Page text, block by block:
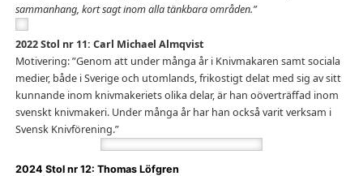
sammanhang, kort sagt inom alla tänkbara områden.”
2022 Stol nr 11: Carl Michael Almqvist
Motivering: ”Genom att under många år i Knivmakaren samt sociala
medier, både i Sverige och utomlands, frikostigt delat med sig av sitt
kunnande inom knivmakeriets olika delar, är han oöverträffad inom
svenskt knivmakeri. Under många år har han också varit verksam i
Svensk Knivförening.”
2024 Stol nr 12: Thomas Löfgren